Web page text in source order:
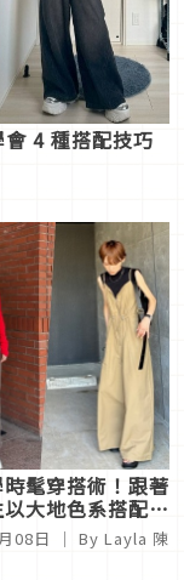
4 種搭配技巧
髦穿搭術！跟著
大地色系搭配指
感滿滿的優雅氛
08日
｜ By Layla 陳